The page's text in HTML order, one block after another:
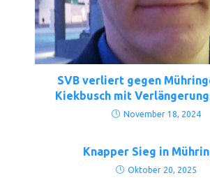
SVB verliert gegen
Kiekbusch mit
November 18, 2024
Knapper Sieg in
Oktober 20, 2025